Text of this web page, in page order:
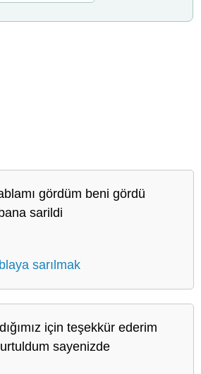
gördüm beni gördü
sarildi
sarılmak
için teşekkür ederim
sayenizde